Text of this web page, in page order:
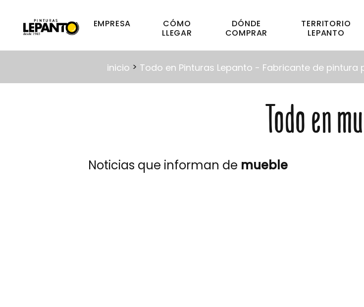
EMPRESA
CÓMO
LLEGAR
DÓNDE
COMPRAR
TERRITORIO
LEPANTO
inicio > Todo en Pinturas Lepanto - Fabricante de
Todo en
Noticias que informan de mueble